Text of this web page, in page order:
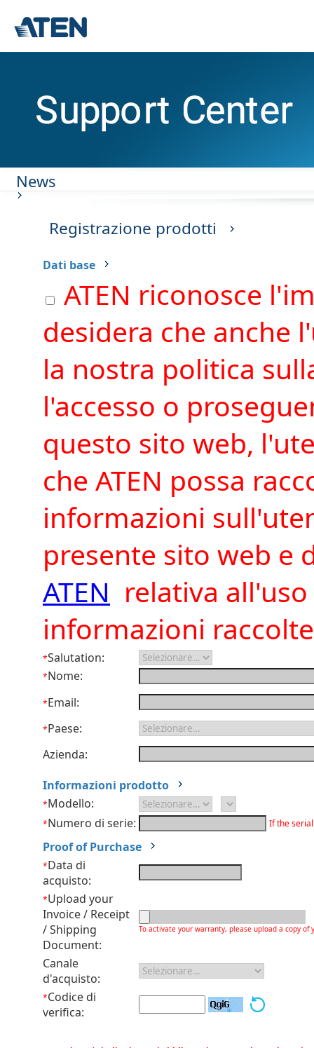
News
Registrazione prodotti
Dati base
ATEN riconosce
desidera che anche
la nostra politica
l'accesso o
questo sito web,
che ATEN possa
informazioni
presente sito web e
ATEN relativa
informazioni
*Salutation:
*Nome:
*Email:
*Paese:
Azienda:
Informazioni prodotto
*Modello:
*Numero di serie: If the serial
Proof of Purchase
*Data di
acquisto:
*Upload your
Invoice / Receipt
/ Shipping
Document:
To activate your warranty, please upload a copy
Canale
d'acquisto:
*Codice di
verifica: